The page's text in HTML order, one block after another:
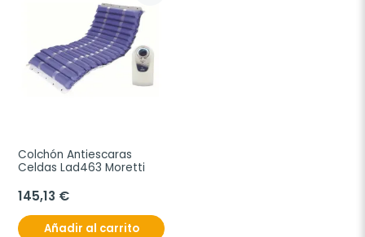
Colchón Antiescaras
Celdas Lad463 Moretti
145,13 €
Añadir al carrito